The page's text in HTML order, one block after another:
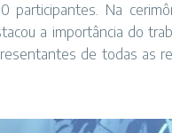
participantes. Na
a importância do
de todas as